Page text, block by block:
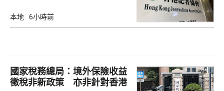
本地 6小時前
國家稅務總局：境外保險收益
徵稅非新政策 亦非針對香港